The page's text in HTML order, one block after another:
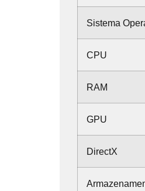
Sistema
CPU
RAM
GPU
DirectX